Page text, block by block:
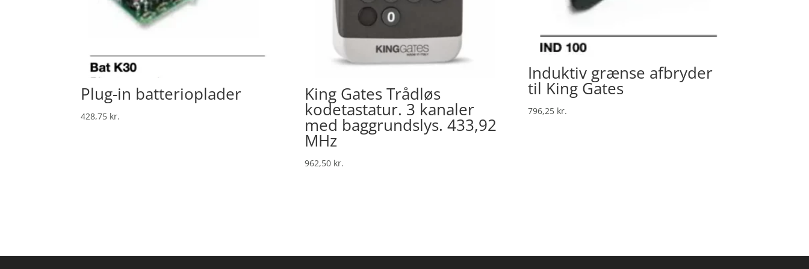
Plug-in batterioplader
428,75 kr.
King Gates Trådløs
kodetastatur. 3 kanaler
med baggrundslys. 433,92
MHz
962,50 kr.
Induktiv grænse afbryder
til King Gates
796,25 kr.